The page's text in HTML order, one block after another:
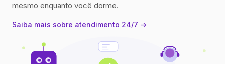
mesmo enquanto você dorme.
Saiba mais sobre atendimento 24/7 →